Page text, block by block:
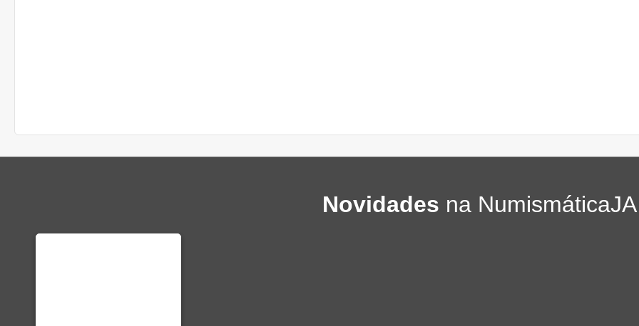
Novidades na NumismáticaJA